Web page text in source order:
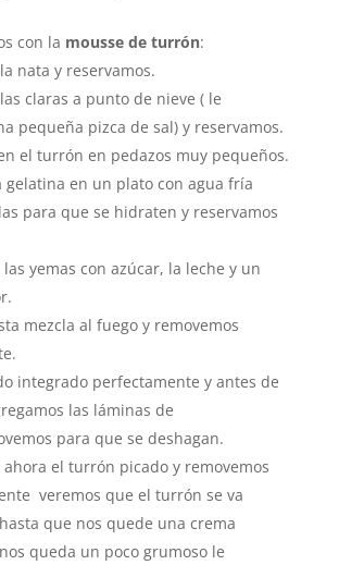
con la mousse de turrón:
nata y reservamos.
claras a punto de nieve ( le
pequeña pizca de sal) y reservamos.
el turrón en pedazos muy pequeños.
gelatina en un plato con agua fría
para que se hidraten y reservamos
las yemas con azúcar, la leche y un
mezcla al fuego y removemos
integrado perfectamente y antes de
las láminas de
para que se deshagan.
ahora el turrón picado y removemos
veremos que el turrón se va
que nos quede una crema
queda un poco grumoso le